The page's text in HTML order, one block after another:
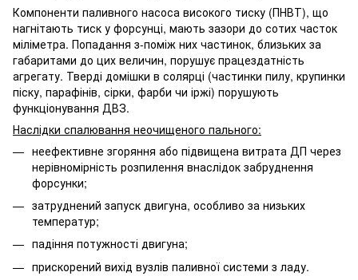
Компоненти паливного насоса високого тиску (ПНВТ), що
нагнітають тиск у форсунці, мають зазори до сотих часток
міліметра. Попадання з-поміж них частинок, близьких за
габаритами до цих величин, порушує працездатність
агрегату. Тверді домішки в солярці (частинки пилу, крупинки
піску, парафінів, сірки, фарби чи іржі) порушують
функціонування ДВЗ.
Наслідки спалювання неочищеного пального:
неефективне згоряння або підвищена витрата ДП через
нерівномірність розпилення внаслідок забруднення
форсунки;
затруднений запуск двигуна, особливо за низьких
температур;
падіння потужності двигуна;
прискорений вихід вузлів паливної системи з ладу.